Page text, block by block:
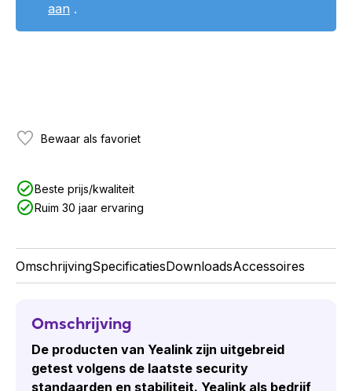
aan .
Bewaar als favoriet
Beste prijs/kwaliteit
Ruim 30 jaar ervaring
OmschrijvingSpecificatiesDownloadsAccessoires
Omschrijving
De producten van Yealink zijn uitgebreid
getest volgens de laatste security
standaarden en stabiliteit. Yealink als bedrijf